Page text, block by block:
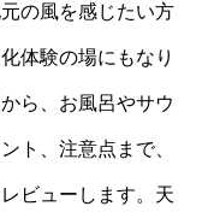
の風を感じたい方
体験の場にもなり
ら、お風呂やサウ
ト、注意点まで、
ビューします。天